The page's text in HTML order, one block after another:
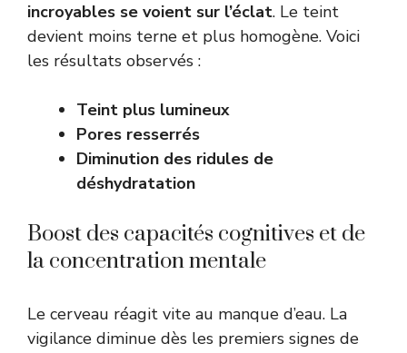
incroyables se voient sur l’éclat. Le teint
devient moins terne et plus homogène. Voici
les résultats observés :
Teint plus lumineux
Pores resserrés
Diminution des ridules de
déshydratation
Boost des capacités cognitives et de
la concentration mentale
Le cerveau réagit vite au manque d’eau. La
vigilance diminue dès les premiers signes de